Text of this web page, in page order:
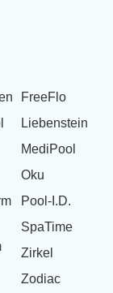
FreeFlo
Liebenstein
MediPool
Oku
Pool-I.D.
SpaTime
Zirkel
Zodiac